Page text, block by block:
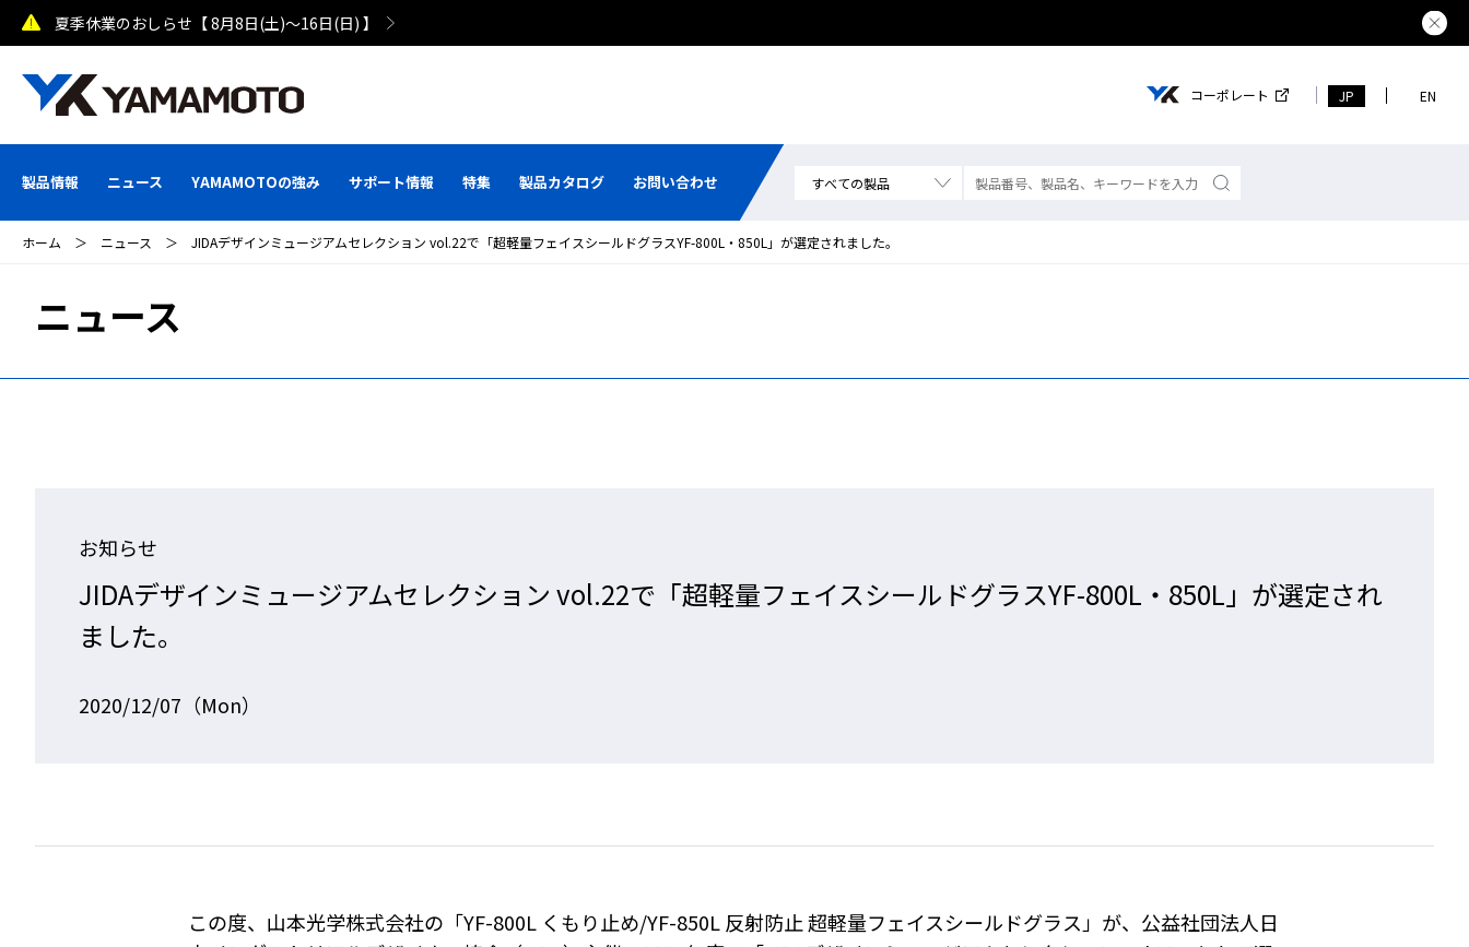
夏季休業のおしらせ【 8月8日(土)～16日(日) 】 熊本県
コーポレート JP EN
製品情報 ニュース YAMAMOTOの強み サポート情報 特集 製品カタログ お問い合わせ
ホーム ＞ ニュース ＞ JIDAデザインミュージアムセレクション vol.22で「超軽量フェイスシールドグラスYF-800L・850L」が選定されました。
ニュース
お知らせ
JIDAデザインミュージアムセレクション vol.22で「超軽量フェイスシールドグラスYF-800L・850L」が選定され
ました。
2020/12/07（Mon）
この度、山本光学株式会社の「YF-800L くもり止め/YF-850L 反射防止 超軽量フェイスシールドグラス」が、公益社団法人日